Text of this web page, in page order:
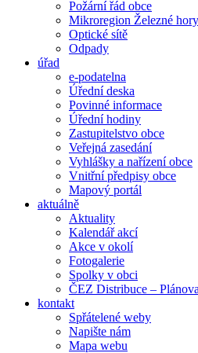
Požární řád obce
Mikroregion Železné hory
Optické sítě
Odpady
úřad
e-podatelna
Úřední deska
Povinné informace
Úřední hodiny
Zastupitelstvo obce
Veřejná zasedání
Vyhlášky a nařízení obce
Vnitřní předpisy obce
Mapový portál
aktuálně
Aktuality
Kalendář akcí
Akce v okolí
Fotogalerie
Spolky v obci
ČEZ Distribuce –
kontakt
Spřátelené weby
Napište nám
Mapa webu